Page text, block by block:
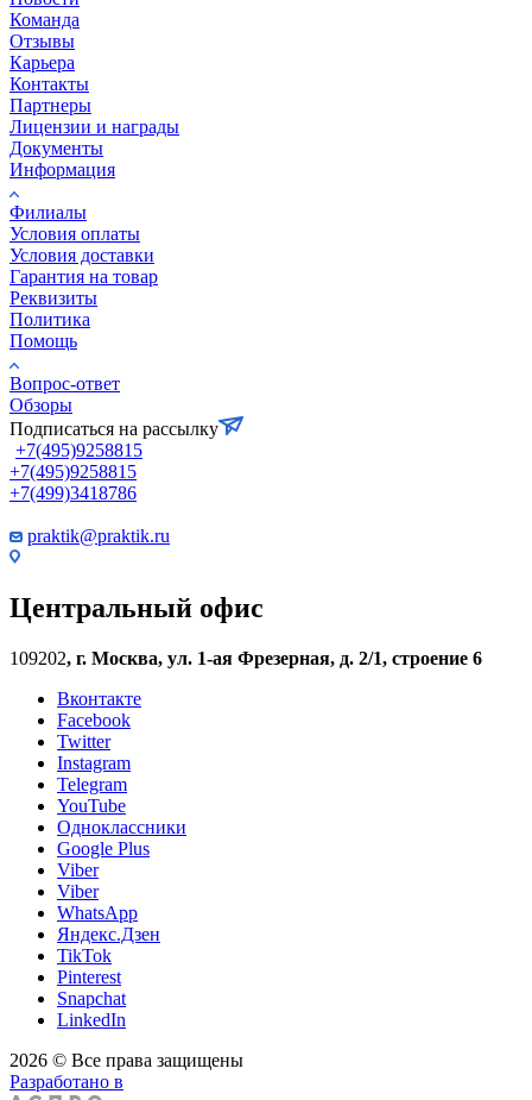
Команда
Отзывы
Карьера
Контакты
Партнеры
Лицензии и награды
Документы
Информация
Филиалы
Условия оплаты
Условия доставки
Гарантия на товар
Реквизиты
Политика
Помощь
Вопрос-ответ
Обзоры
Подписаться на рассылку
+7(495)9258815
+7(495)9258815
+7(499)3418786
praktik@praktik.ru
Центральный офис
109202, г. Москва, ул. 1-ая Фрезерная, д. 2/1, строение 6
Вконтакте
Facebook
Twitter
Instagram
Telegram
YouTube
Одноклассники
Google Plus
Viber
Viber
WhatsApp
Яндекс.Дзен
TikTok
Pinterest
Snapchat
LinkedIn
2026 © Все права защищены
Разработано в